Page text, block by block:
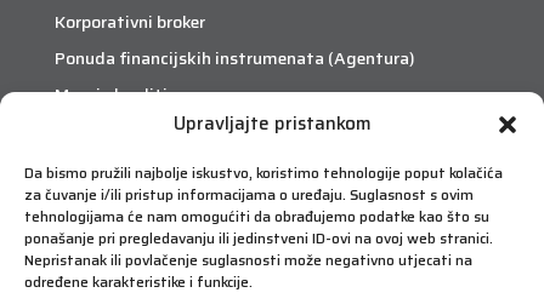
Upravljajte pristankom
Da bismo pružili najbolje iskustvo, koristimo tehnologije poput kolačića
za čuvanje i/ili pristup informacijama o uređaju. Suglasnost s ovim
tehnologijama će nam omogućiti da obrađujemo podatke kao što su
ponašanje pri pregledavanju ili jedinstveni ID-ovi na ovoj web stranici.
Nepristanak ili povlačenje suglasnosti može negativno utjecati na
određene karakteristike i funkcije.
Korporativni broker
Ponuda financijskih instrumenata (Agentura)
Margin krediti
eTrade
Što je eTrade?
eTrade